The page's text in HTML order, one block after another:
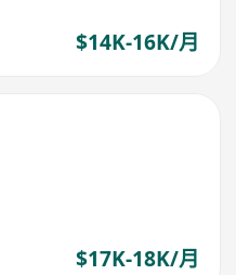
$14K-16K/月
$17K-18K/月